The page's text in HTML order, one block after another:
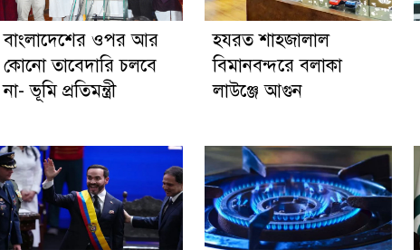
বাংলাদেশের ওপর আর
কোনো তাবেদারি চলবে
না- ভূমি প্রতিমন্ত্রী
হযরত শাহজালাল
বিমানবন্দরে বলাকা
লাউঞ্জে আগুন